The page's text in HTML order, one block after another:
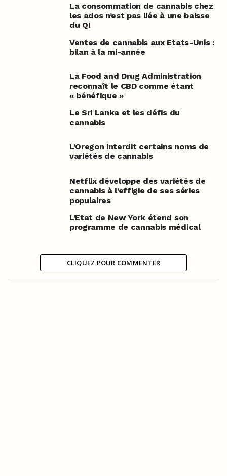
La consommation de cannabis chez
les ados n’est pas liée à une baisse
du QI
Ventes de cannabis aux Etats-Unis :
bilan à la mi-année
La Food and Drug Administration
reconnaît le CBD comme étant
« bénéfique »
Le Sri Lanka et les défis du
cannabis
L’Oregon interdit certains noms de
variétés de cannabis
Netflix développe des variétés de
cannabis à l’effigie de ses séries
populaires
L’Etat de New York étend son
programme de cannabis médical
CLIQUEZ POUR COMMENTER